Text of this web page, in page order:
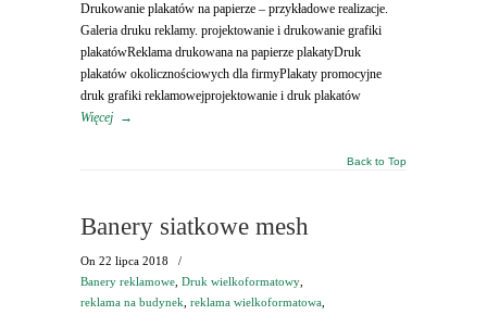
Drukowanie plakatów na papierze – przykładowe realizacje.
Galeria druku reklamy. projektowanie i drukowanie grafiki
plakatówReklama drukowana na papierze plakatyDruk
plakatów okolicznościowych dla firmyPlakaty promocyjne
druk grafiki reklamowejprojektowanie i druk plakatów
Więcej →
Back to Top
Banery siatkowe mesh
On 22 lipca 2018
/
Banery reklamowe Druk wielkoformatowy
reklama na budynek reklama wielkoformatowa